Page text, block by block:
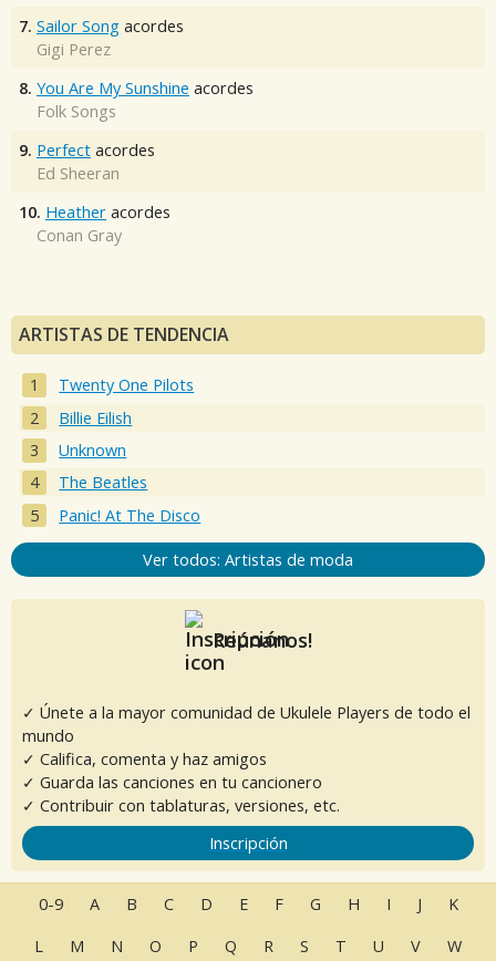
7. Sailor Song acordes
Gigi Perez
8. You Are My Sunshine acordes
Folk Songs
9. Perfect acordes
Ed Sheeran
10. Heather acordes
Conan Gray
ARTISTAS DE TENDENCIA
Twenty One Pilots
Billie Eilish
Unknown
The Beatles
Panic! At The Disco
Ver todos: Artistas de moda
Reúnanos!
✓ Únete a la mayor comunidad de Ukulele Players de todo el
mundo
✓ Califica, comenta y haz amigos
✓ Guarda las canciones en tu cancionero
✓ Contribuir con tablaturas, versiones, etc.
Inscripción
0-9 A B C D E F G H I J
K
L
M N O P Q R S T U V W